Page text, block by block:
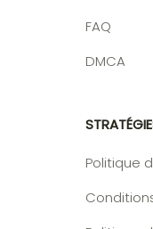
FAQ
DMCA
Politique